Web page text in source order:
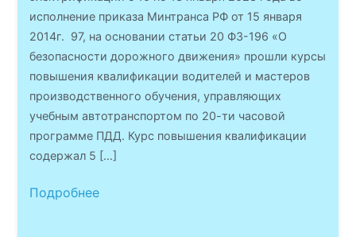
исполнение приказа Минтранса РФ от 15 января
2014г. 97, на основании статьи 20 ФЗ-196 «О
безопасности дорожного движения» прошли курсы
повышения квалификации водителей и мастеров
производственного обучения, управляющих
учебным автотранспортом по 20-ти часовой
программе ПДД. Курс повышения квалификации
содержал 5 […]
Подробнее